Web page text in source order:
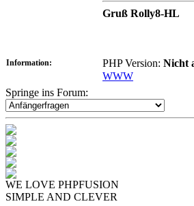
Gruß Rolly8-HL
Information: PHP Version: Nicht
WWW
Springe ins Forum:
WE LOVE PHPFUSION
SIMPLE AND CLEVER